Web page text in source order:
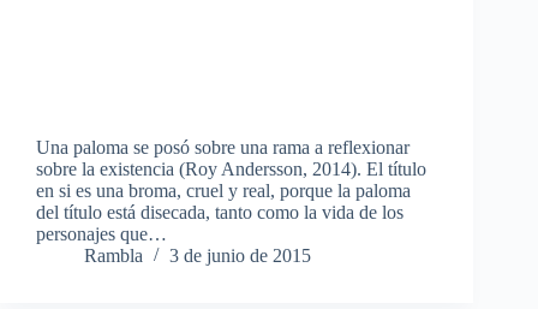
Una paloma se posó sobre una rama a reflexionar
sobre la existencia (Roy Andersson, 2014). El título
en si es una broma, cruel y real, porque la paloma
del título está disecada, tanto como la vida de los
personajes que…
Rambla
3 de junio de 2015